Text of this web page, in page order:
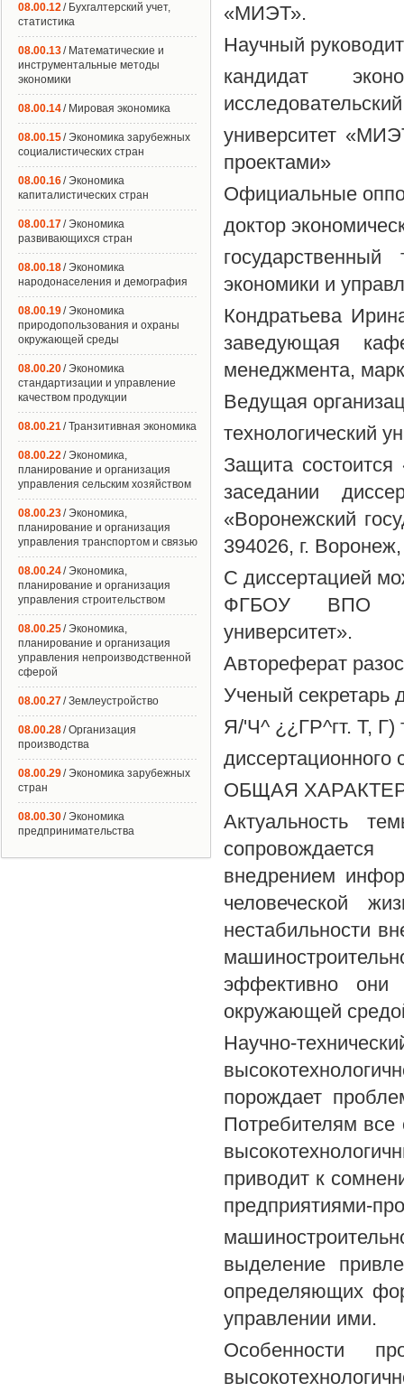
«МИЭТ».
Научный
кандидат
исследовательский
университет
проектами»
Официальные
доктор
экономики и
Кондратьева
заведующая
менеджмента,
Ведущая
технологический
Защита
заседании
«Воронежский
394026, г.
С диссертацией
ФГБОУ ВПО
университет».
Автореферат
Ученый секретарь
Я/'Ч^ ¿¿ГР^гт. Т, Г)
ОБЩАЯ
Актуальность
внедрением
человеческой
нестабильности
эффективно они
окружающей
Научно-
порождает
Потребителям все
приводит к
предприятиями-
выделение
определяющих
управлении ими.
Особенности
08.00.12/ Бухгалтерский учет,
статистика
08.00.13/ Математические и
инструментальные методы
экономики
08.00.14/ Мировая экономика
08.00.15/ Экономика зарубежных
социалистических стран
08.00.16/ Экономика
капиталистических стран
08.00.17/ Экономика
развивающихся стран
08.00.18/ Экономика
народонаселения и демография
08.00.19/ Экономика
природопользования и охраны
окружающей среды
08.00.20/ Экономика
стандартизации и управление
качеством продукции
08.00.21/ Транзитивная экономика
08.00.22/ Экономика,
планирование и организация
управления сельским хозяйством
08.00.23/ Экономика,
планирование и организация
управления транспортом и связью
08.00.24/ Экономика,
планирование и организация
управления строительством
08.00.25/ Экономика,
планирование и организация
управления непроизводственной
сферой
08.00.27/ Землеустройство
08.00.28/ Организация
производства
08.00.29/ Экономика зарубежных
стран
08.00.30/ Экономика
предпринимательства